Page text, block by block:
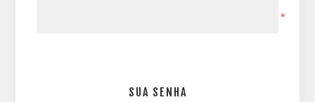
*
SUA SENHA